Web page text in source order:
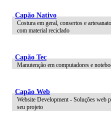
Capão Nativo
Costura em geral, consertos e artesanato
com material reciclado
Capão Tec
Manutenção em computadores e
Capão Web
Website Development - Soluções web
seu projeto